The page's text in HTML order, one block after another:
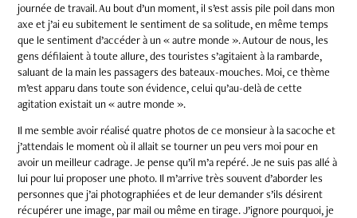
journée de travail. Au bout d’un moment, il s’est assis pile poil dans mon
axe et j’ai eu subitement le sentiment de sa solitude, en même temps
que le sentiment d’accéder à un « autre monde ». Autour de nous, les
gens défilaient à toute allure, des touristes s’agitaient à la rambarde,
saluant de la main les passagers des bateaux-mouches. Moi, ce thème
m’est apparu dans toute son évidence, celui qu’au-delà de cette
agitation existait un « autre monde ».
Il me semble avoir réalisé quatre photos de ce monsieur à la sacoche et
j’attendais le moment où il allait se tourner un peu vers moi pour en
avoir un meilleur cadrage. Je pense qu’il m’a repéré. Je ne suis pas allé à
lui pour lui proposer une photo. Il m’arrive très souvent d’aborder les
personnes que j’ai photographiées et de leur demander s’ils désirent
récupérer une image, par mail ou même en tirage. J’ignore pourquoi, je